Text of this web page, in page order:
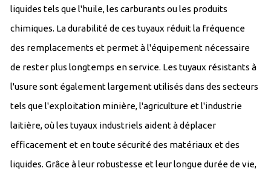
liquides tels que l'huile, les carburants ou les produits
chimiques. La durabilité de ces tuyaux réduit la fréquence
des remplacements et permet à l'équipement nécessaire
de rester plus longtemps en service. Les tuyaux résistants à
l'usure sont également largement utilisés dans des secteurs
tels que l'exploitation minière, l'agriculture et l'industrie
laitière, où les tuyaux industriels aident à déplacer
efficacement et en toute sécurité des matériaux et des
liquides. Grâce à leur robustesse et leur longue durée de vie,